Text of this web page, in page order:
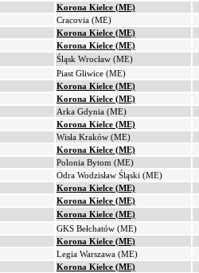
Korona Kielce (ME)
Cracovia (ME)
Korona Kielce (ME)
Korona Kielce (ME)
Śląsk Wrocław (ME)
Piast Gliwice (ME)
Korona Kielce (ME)
Korona Kielce (ME)
Arka Gdynia (ME)
Korona Kielce (ME)
Wisła Kraków (ME)
Korona Kielce (ME)
Polonia Bytom (ME)
Odra Wodzisław Śląski (ME)
Korona Kielce (ME)
Korona Kielce (ME)
Korona Kielce (ME)
GKS Bełchatów (ME)
Korona Kielce (ME)
Legia Warszawa (ME)
Korona Kielce (ME)